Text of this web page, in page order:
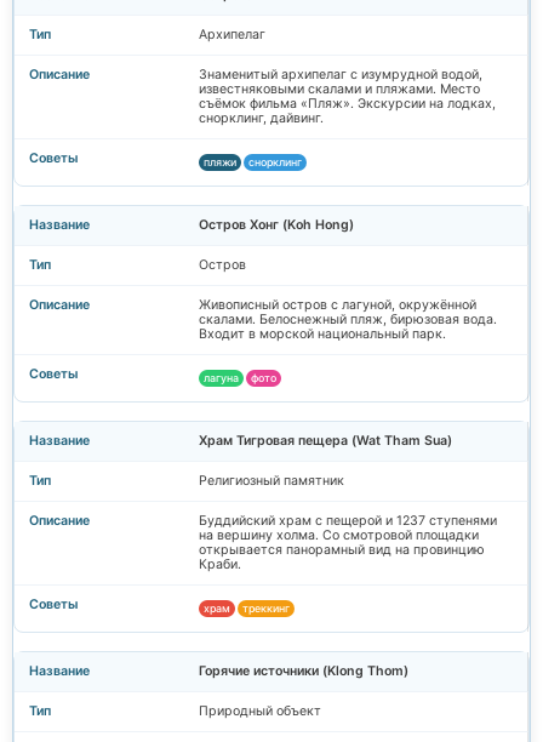
Архипелаг
Знаменитый архипелаг с изумрудной водой,
известняковыми скалами и пляжами. Место
съёмок фильма «Пляж». Экскурсии на лодках,
снорклинг, дайвинг.
пляжи снорклинг
Остров Хонг (Koh Hong)
Остров
Живописный остров с лагуной, окружённой
скалами. Белоснежный пляж, бирюзовая вода.
Входит в морской национальный парк.
лагуна фото
Храм Тигровая пещера (Wat Tham Sua)
Религиозный памятник
Буддийский храм с пещерой и 1237 ступенями
на вершину холма. Со смотровой площадки
открывается панорамный вид на провинцию
Краби.
храм треккинг
Горячие источники (Klong Thom)
Природный объект